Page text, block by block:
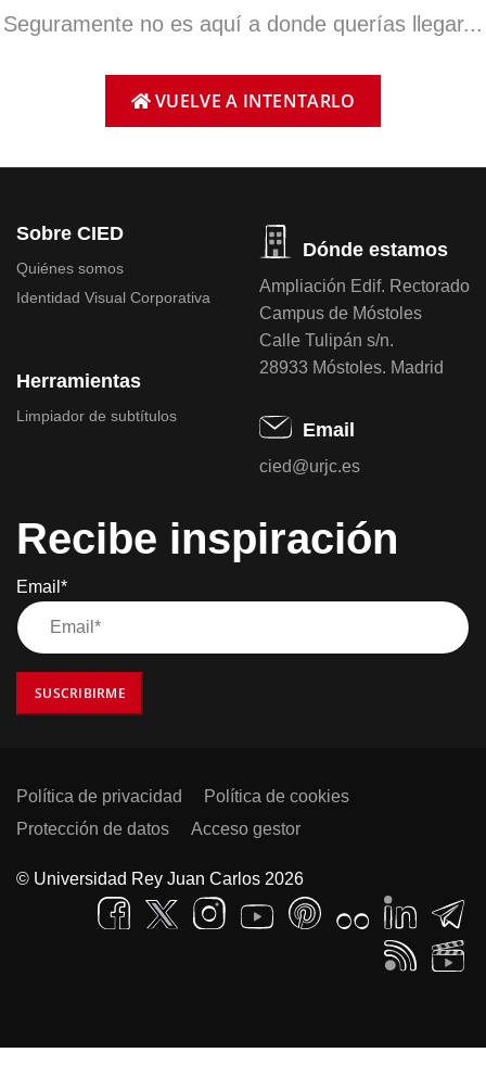
Seguramente no es aquí a donde querías llegar...
VUELVE A INTENTARLO
Sobre CIED
Quiénes somos
Identidad Visual Corporativa
Herramientas
Limpiador de subtítulos
Dónde estamos
Ampliación Edif. Rectorado
Campus de Móstoles
Calle Tulipán s/n.
28933 Móstoles. Madrid
Email
cied@urjc.es
Recibe inspiración
Email*
SUSCRIBIRME
Política de privacidad
Política de cookies
Protección de datos
Acceso gestor
© Universidad Rey Juan Carlos 2026